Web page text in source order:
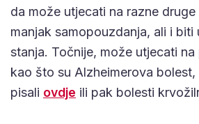
da može utjecati na razne
manjak samopouzdanja, ali i biti
stanja. Točnije, može utjecati
kao što su Alzheimerova bolest,
pisali ovdje ili pak bolesti